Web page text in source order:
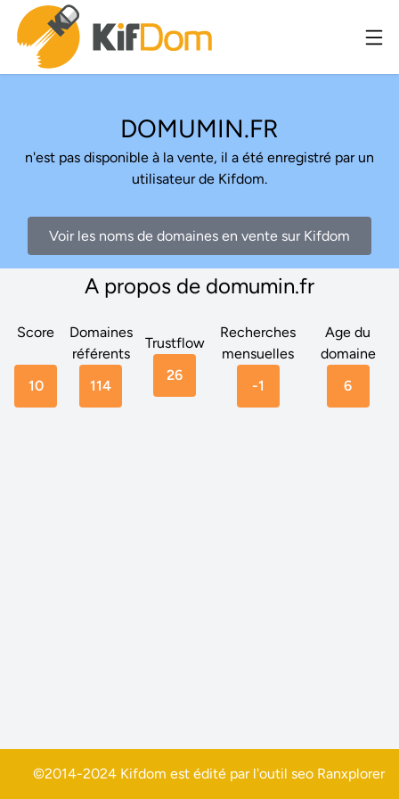
DOMUMIN.FR
n'est pas disponible à la vente, il a été enregistré par un
utilisateur de Kifdom.
Voir les noms de domaines en vente sur Kifdom
A propos de domumin.fr
Score
10
Domaines
référents
114
Trustflow
26
Recherches
mensuelles
-1
Age du
domaine
6
©2014-2024 Kifdom est édité par l'outil seo Ranxplorer